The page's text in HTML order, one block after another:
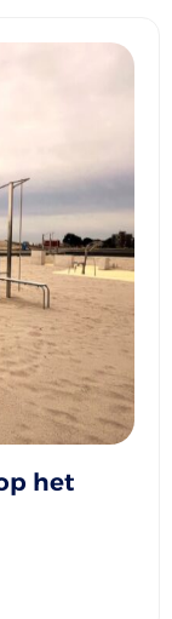
het